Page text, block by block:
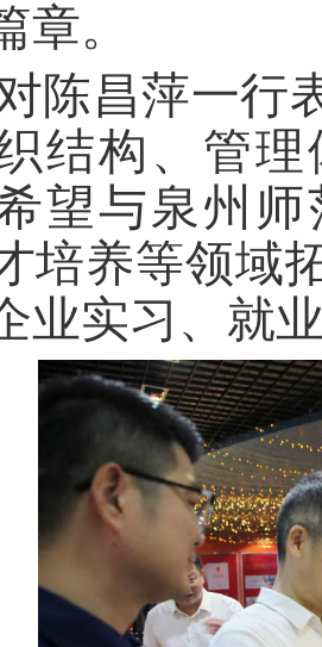
章。
陈昌萍一行
结构、管
望与泉州
培养等领域
业实习、就